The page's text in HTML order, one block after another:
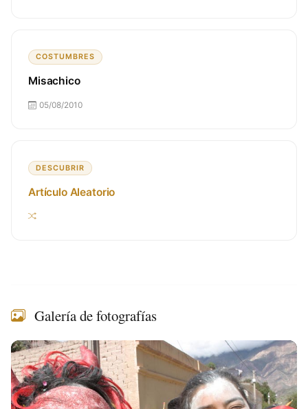
COSTUMBRES
Misachico
05/08/2010
DESCUBRIR
Artículo Aleatorio
Galería de fotografías